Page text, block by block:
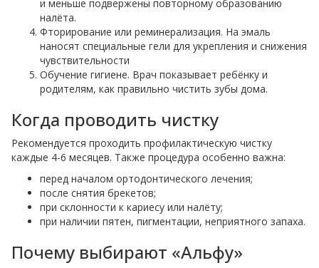
и меньше подвержены повторному образованию
налёта.
Фторирование или реминерализация. На эмаль
наносят специальные гели для укрепления и снижения
чувствительности
Обучение гигиене. Врач показывает ребёнку и
родителям, как правильно чистить зубы дома.
Когда проводить чистку
Рекомендуется проходить профилактическую чистку
каждые 4-6 месяцев. Также процедура особенно важна:
перед началом ортодонтического лечения;
после снятия брекетов;
при склонности к кариесу или налёту;
при наличии пятен, пигментации, неприятного запаха.
Почему выбирают «Альфу»